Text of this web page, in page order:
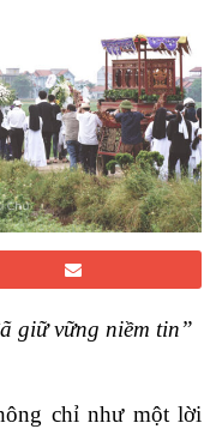
giữ vững niềm tin”
chỉ như một lời